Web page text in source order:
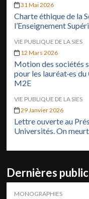
31 Mai 2026
Charte éthique de la
l’Enseignement
VIE PUBLIQUE DE LA SIES
12 Mars 2026
Motion des sociétés
pour les lauréat·es
M2E
VIE PUBLIQUE DE LA SIES
29 Janvier 2026
Lettre ouverte au
Universités. On
Dernières
MONOGRAPHIES